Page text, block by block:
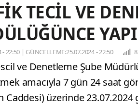
TECİL VE
- 22:50 | GÜNCELLEME:25.07.2024 - 22:50
ve Denetleme Şube
amacıyla 7 gün 24 saat
Caddesi) üzerinde